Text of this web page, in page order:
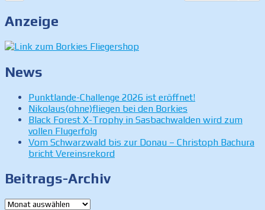
Anzeige
News
Punktlande-Challenge 2026 ist eröffnet!
Nikolaus(ohne)fliegen bei den Borkies
Black Forest X-Trophy in Sasbachwalden wird zum
vollen Flugerfolg
Vom Schwarzwald bis zur Donau – Christoph Bachura
bricht Vereinsrekord
Beitrags-Archiv
Beitrags-